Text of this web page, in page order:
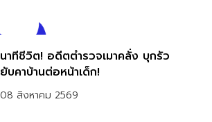
นาทีชีวิต! อดีตตำรวจเมาคลั่ง บุกรัว
ยับคาบ้านต่อหน้าเด็ก!
08 สิงหาคม 2569